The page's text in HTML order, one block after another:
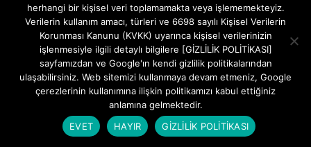
herhangi bir kişisel veri toplamamakta veya işlememekteyiz.
Verilerin kullanım amacı, türleri ve 6698 sayılı Kişisel Verilerin
Korunması Kanunu (KVKK) uyarınca kişisel verilerinizin
işlenmesiyle ilgili detaylı bilgilere [GİZLİLİK POLİTİKASI]
sayfamızdan ve Google'ın kendi gizlilik politikalarından
ulaşabilirsiniz. Web sitemizi kullanmaya devam etmeniz, Google
çerezlerinin kullanımına ilişkin politikamızı kabul ettiğiniz
anlamına gelmektedir.
EVET
HAYIR GİZLİLİK POLİTİKASI